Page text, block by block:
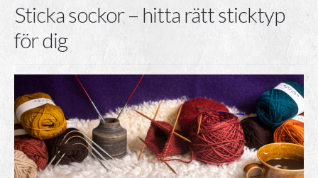
Sticka sockor – hitta rätt sticktyp
för dig